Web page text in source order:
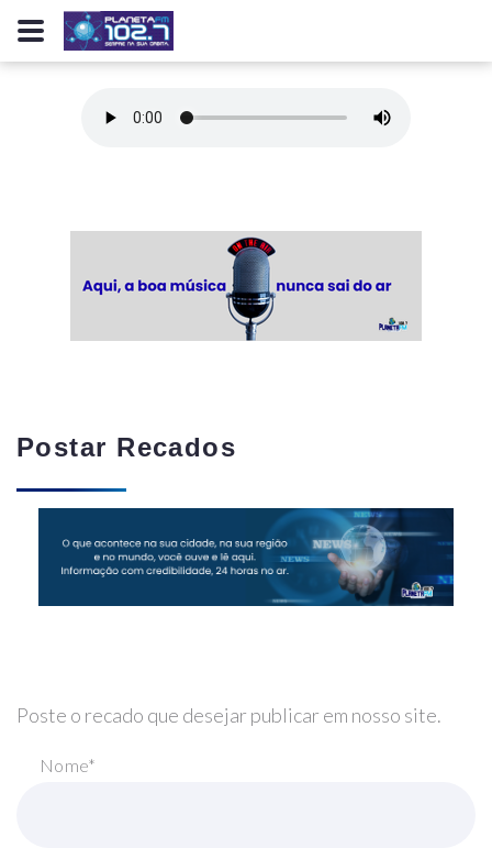
Postar Recados
Poste o recado que desejar publicar em nosso site.
Nome*